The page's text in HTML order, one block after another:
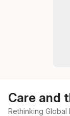
Care and
Rethinking Global